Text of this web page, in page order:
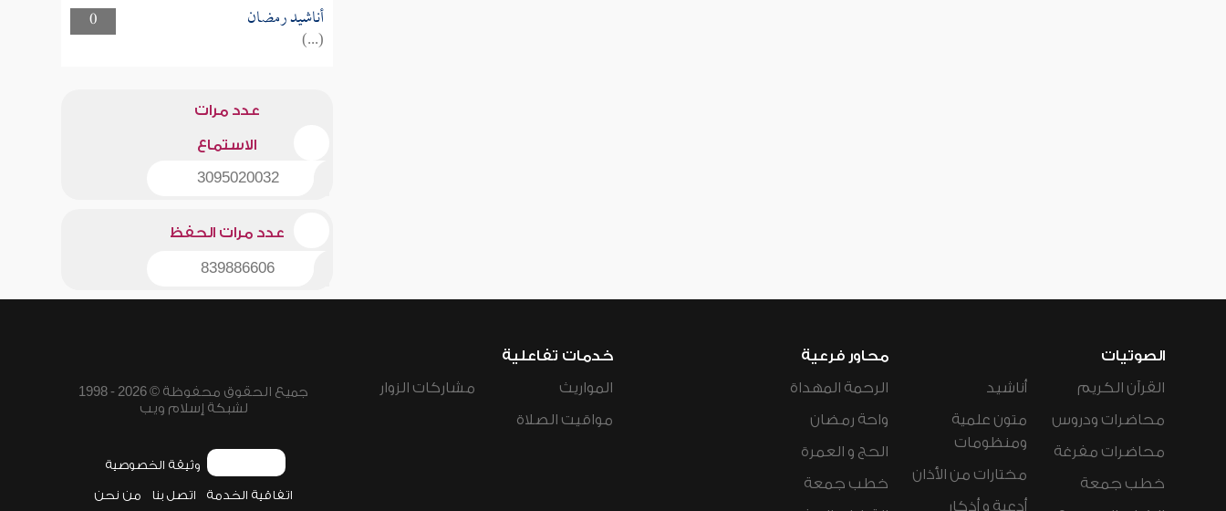
0
أناشيد رمضان
(...)
عدد مرات
الاستماع
3095020032
عدد مرات الحفظ
839886606
الصوتيات
القرآن الكريم
محاضرات ودروس
محاضرات مفرغة
خطب جمعة
أناشيد
متون علمية
ومنظومات
مختارات من الأذان
أدعية و أذكار
محاور فرعية
الرحمة المهداة
واحة رمضان
الحج و العمرة
خطب جمعة
خدمات تفاعلية
المواريث
مواقيت الصلاة
مشاركات الزوار
جميع الحقوق محفوظة © 2026 - 1998
لشبكة إسلام ويب
وثيقة الخصوصية
اتفاقية الخدمة اتصل بنا من نحن